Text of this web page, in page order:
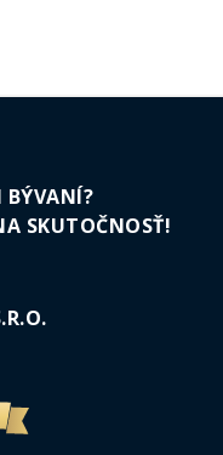
BÝVANÍ?
SKUTOČNOSŤ!